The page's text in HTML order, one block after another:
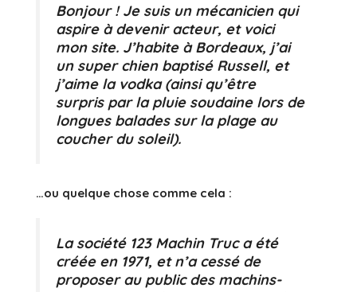
Bonjour ! Je suis un mécanicien qui
aspire à devenir acteur, et voici
mon site. J’habite à Bordeaux, j’ai
un super chien baptisé Russell, et
j’aime la vodka (ainsi qu’être
surpris par la pluie soudaine lors de
longues balades sur la plage au
coucher du soleil).
…ou quelque chose comme cela :
La société 123 Machin Truc a été
créée en 1971, et n’a cessé de
proposer au public des machins-